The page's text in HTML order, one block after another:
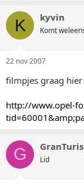
K kyvin
Komt
22 nov 2007
filmpjes graag hier
http://www.opel-
G Lid